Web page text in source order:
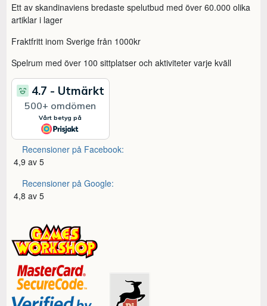
Ett av skandinaviens bredaste spelutbud med över 60.000 olika
artiklar i lager
Fraktfritt inom Sverige från 1000kr
Spelrum med över 100 sittplatser och aktiviteter varje kväll
Recensioner på Facebook:
4,9 av 5
Recensioner på Google:
4,8 av 5